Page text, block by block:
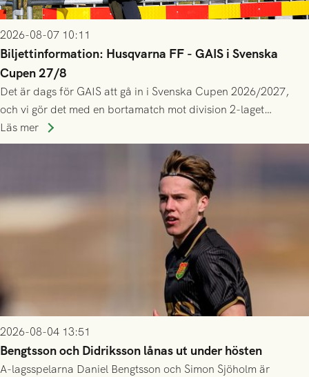
2026-08-07 10:11
Biljettinformation: Husqvarna FF - GAIS i Svenska
Cupen 27/8
Det är dags för GAIS att gå in i Svenska Cupen 2026/2027,
och vi gör det med en bortamatch mot division 2-laget
Husqvarna FF. Häng med och stötta grönsvart på plats!
Läs mer
2026-08-04 13:51
Bengtsson och Didriksson lånas ut under hösten
A-lagsspelarna Daniel Bengtsson och Simon Sjöholm är